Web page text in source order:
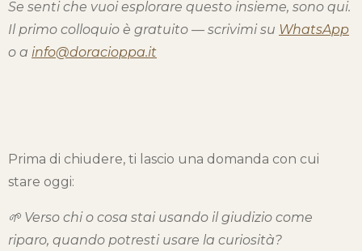
Se senti che vuoi esplorare questo insieme, sono qui.
Il primo colloquio è gratuito — scrivimi su WhatsApp
o a info@doracioppa.it
Prima di chiudere, ti lascio una domanda con cui
stare oggi:
🌱 Verso chi o cosa stai usando il giudizio come
riparo, quando potresti usare la curiosità?